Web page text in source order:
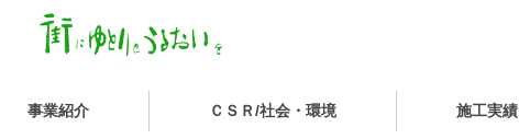
事業紹介 ＣＳＲ/社会・環境 施工実績